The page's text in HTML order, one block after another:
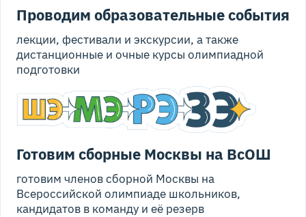
Проводим образовательные события
лекции, фестивали и экскурсии, а также
дистанционные и очные курсы олимпиадной
подготовки
Готовим сборные Москвы на ВсОШ
готовим членов сборной Москвы на
Всероссийской олимпиаде школьников,
кандидатов в команду и её резерв